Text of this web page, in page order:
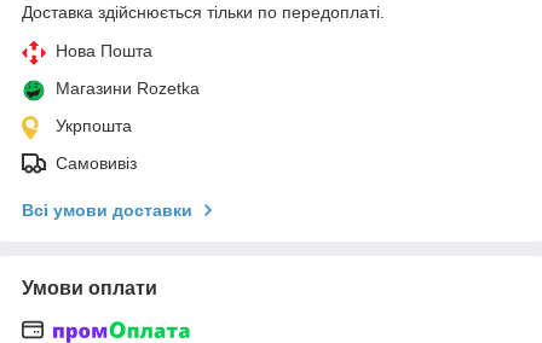
Доставка здійснюється тільки по передоплаті.
Нова Пошта
Магазини Rozetka
Укрпошта
Самовивіз
Всі умови доставки
Умови оплати